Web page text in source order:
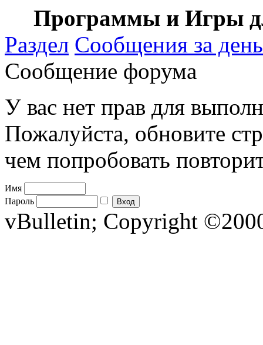
Программы и Игры
Раздел Сообщения за день
Сообщение форума
У вас нет прав для
Пожалуйста, обновите
чем попробовать
Имя
Пароль
vBulletin; Copyright